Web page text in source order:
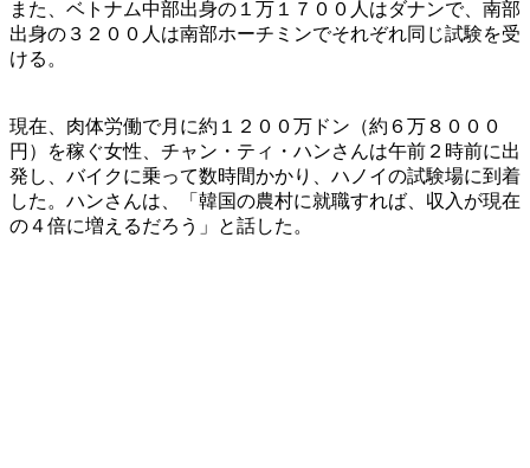
また、ベトナム中部出身の１万１７００人はダナンで、南部
出身の３２００人は南部ホーチミンでそれぞれ同じ試験を受
ける。
現在、肉体労働で月に約１２００万ドン（約６万８０００
円）を稼ぐ女性、チャン・ティ・ハンさんは午前２時前に出
発し、バイクに乗って数時間かかり、ハノイの試験場に到着
した。ハンさんは、「韓国の農村に就職すれば、収入が現在
の４倍に増えるだろう」と話した。